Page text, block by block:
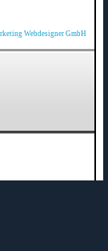
Webdesigner GmbH